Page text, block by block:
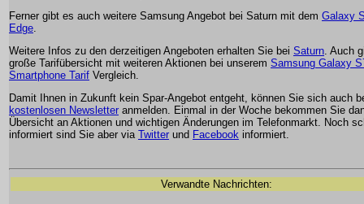
Ferner gibt es auch weitere Samsung Angebot bei Saturn mit dem Galaxy
Edge
Weitere Infos zu den derzeitigen Angeboten erhalten Sie bei Saturn . Auch
große Tarifübersicht mit weiteren Aktionen bei unserem Samsung Galaxy
Smartphone Tarif Vergleich.
Damit Ihnen in Zukunft kein Spar-Angebot entgeht, können Sie sich auch
kostenlosen Newsletter anmelden. Einmal in der Woche bekommen Sie
Übersicht an Aktionen und wichtigen Änderungen im Telefonmarkt. Noch
informiert sind Sie aber via Twitter und Facebook informiert.
Verwandte Nachrichten: